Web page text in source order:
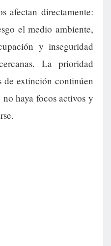
afectan directamente:
el medio ambiente,
y inseguridad
La prioridad
de extinción continúen
no haya focos activos y